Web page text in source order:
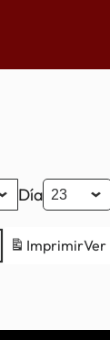
Día
ImprimirVer